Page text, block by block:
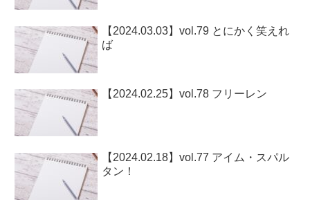
【2024.03.03】vol.79 とにかく笑えれ
ば
【2024.02.25】vol.78 フリーレン
【2024.02.18】vol.77 アイム・スパル
タン！